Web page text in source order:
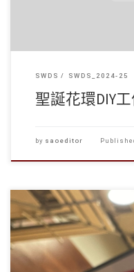
SWDS SWDS_2024-25
聖誕花環DIY工
by saoeditor